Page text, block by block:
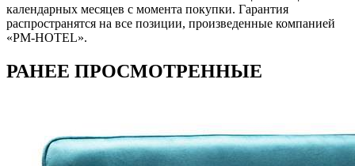
календарных месяцев с момента покупки. Гарантия
распространятся на все позиции, произведенные компанией
«PM-HOTEL».
РАНЕЕ ПРОСМОТРЕННЫЕ